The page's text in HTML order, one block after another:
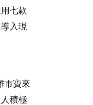
七款
入現
市寶來
積極